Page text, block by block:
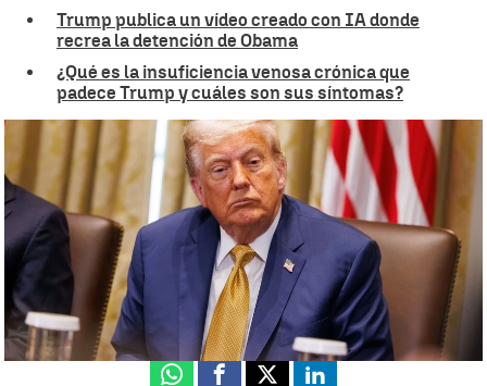
Trump publica un vídeo creado con IA donde
recrea la detención de Obama
¿Qué es la insuficiencia venosa crónica que
padece Trump y cuáles son sus síntomas?
Trump y la sombra de la 'lista Epstein': la administración hablará
con Ghislaine Maxwell, expareja de Jeffrey Epstein | Europa Press
Beni López
Publicado:22 de julio de 2025, 21:47